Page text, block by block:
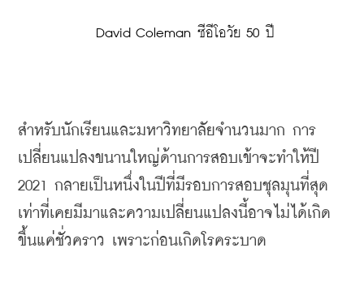
David Coleman ซีอีโอวัย 50 ปี
สำหรับนักเรียนและมหาวิทยาลัยจำนวนมาก การ
เปลี่ยนแปลงขนานใหญ่ด้านการสอบเข้าจะทำให้ปี
2021 กลายเป็นหนึ่งในปีที่มีรอบการสอบชุลมุนที่สุด
เท่าที่เคยมีมาและความเปลี่ยนแปลงนี้อาจไม่ได้เกิด
ขึ้นแค่ชั่วคราว
เพราะก่อนเกิดโรคระบาด